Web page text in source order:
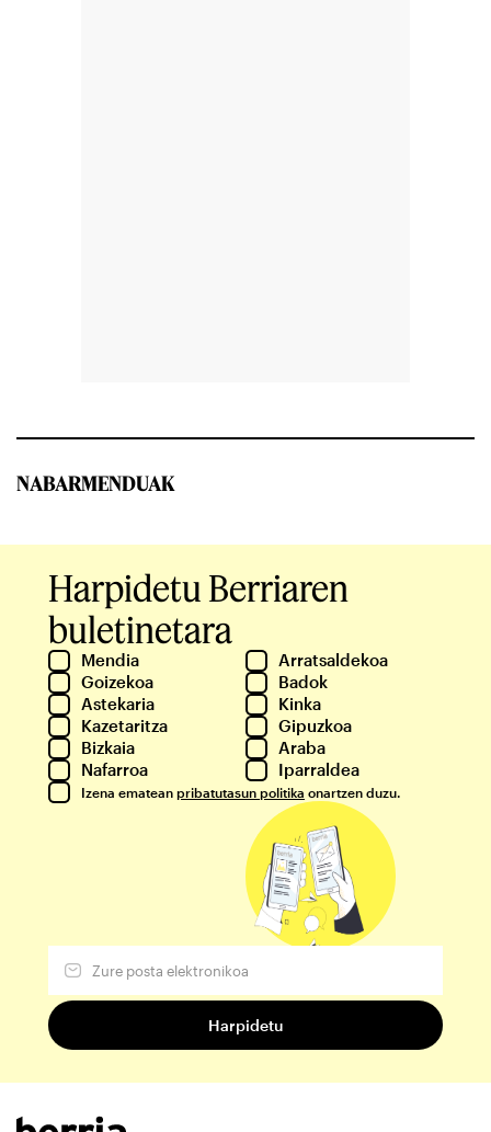
NABARMENDUAK
Harpidetu Berriaren
buletinetara
Mendia
Arratsaldekoa
Goizekoa
Badok
Astekaria
Kinka
Kazetaritza
Gipuzkoa
Bizkaia
Araba
Nafarroa
Iparraldea
Izena ematean pribatutasun politika onartzen duzu.